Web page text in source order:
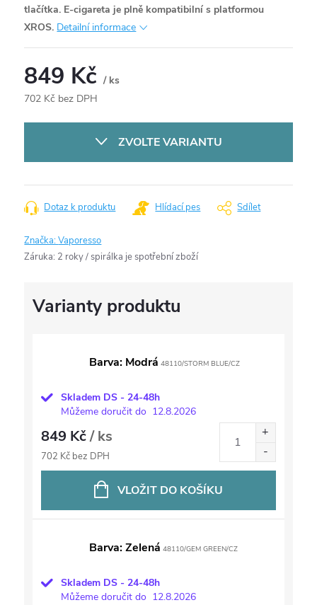
tlačítka. E-cigareta je plně kompatibilní s platformou
XROS. Detailní informace
849 Kč/ ks
702 Kč bez DPH
ZVOLTE VARIANTU
Dotaz k produktu Hlídací pes Sdílet
Značka:Vaporesso
Záruka: 2 roky / spirálka je spotřební zboží
Barva: Modrá 48110/STORM BLUE/CZ
Skladem DS - 24-48h
Můžeme doručit do 12.8.2026
849 Kč/ ks
702 Kč bez DPH
VLOŽIT DO KOŠÍKU
Barva: Zelená 48110/GEM GREEN/CZ
Skladem DS - 24-48h
Můžeme doručit do 12.8.2026